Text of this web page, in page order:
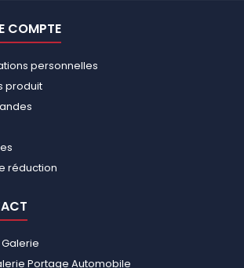
COMPTE
personnelles
produit
réduction
Portage Automobile